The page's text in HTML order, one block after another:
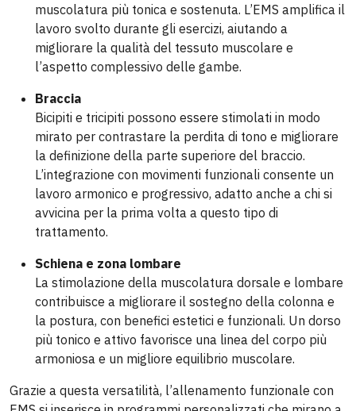
muscolatura più tonica e sostenuta. L’EMS amplifica il
lavoro svolto durante gli esercizi, aiutando a
migliorare la qualità del tessuto muscolare e
l’aspetto complessivo delle gambe.
Braccia
Bicipiti e tricipiti possono essere stimolati in modo
mirato per contrastare la perdita di tono e migliorare
la definizione della parte superiore del braccio.
L’integrazione con movimenti funzionali consente un
lavoro armonico e progressivo, adatto anche a chi si
avvicina per la prima volta a questo tipo di
trattamento.
Schiena e zona lombare
La stimolazione della muscolatura dorsale e lombare
contribuisce a migliorare il sostegno della colonna e
la postura, con benefici estetici e funzionali. Un dorso
più tonico e attivo favorisce una linea del corpo più
armoniosa e un migliore equilibrio muscolare.
Grazie a questa versatilità, l’allenamento funzionale con